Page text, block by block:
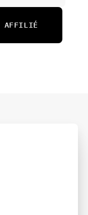
AFFILIÉ